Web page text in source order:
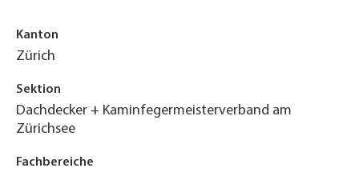
Kanton
Zürich
Sektion
Dachdecker + Kaminfegermeisterverband am
Zürichsee
Fachbereiche